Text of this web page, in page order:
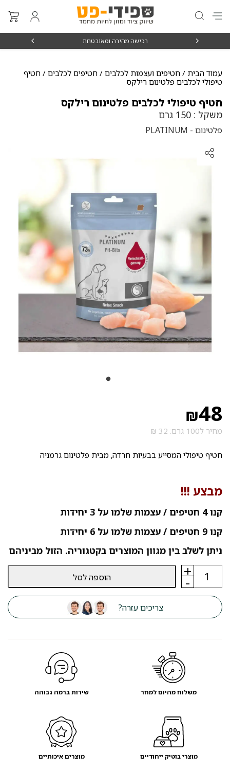
רכישה מהירה ומאובטחת
עמוד הבית / חטיפים ועצמות לכלבים / חטיפים לכלבים / חטיף
טיפולי לכלבים פלטינום רילקס
חטיף טיפולי לכלבים פלטינום רילקס
משקל : 150 גרם
פלטינום - PLATINUM
₪48
מחיר ל100 גרם: 32 ₪
חטיף טיפולי המסייע בבעיות חרדה, מבית פלטינום גרמניה
מבצע !!!
קנו 4 חטיפים / עצמות שלמו על 3 יחידות
קנו 9 חטיפים / עצמות שלמו על 6 יחידות
ניתן לשלב בין מגוון המוצרים בקטגוריה. הזול מביניהם
-
כמות
חטיף
טיפולי
לכלבים
פלטינום
רילקס
+ הוספה לסל
צריכים עזרה?
משלוח מהיום למחר שירות ברמה גבוהה
מוצרי בוטיק ייחודיים מוצרים איכותיים